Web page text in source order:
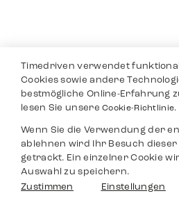
Timedriven verwendet
Cookies sowie andere
bestmögliche Online-Erfahrung
lesen Sie unsereCookie-Richtlinie.
Wenn Sie die Verwendung der
ablehnen wird Ihr Besuch dieser
getrackt. Ein einzelner Cookie
Auswahl zu speichern.
Zustimmen
Einstellungen